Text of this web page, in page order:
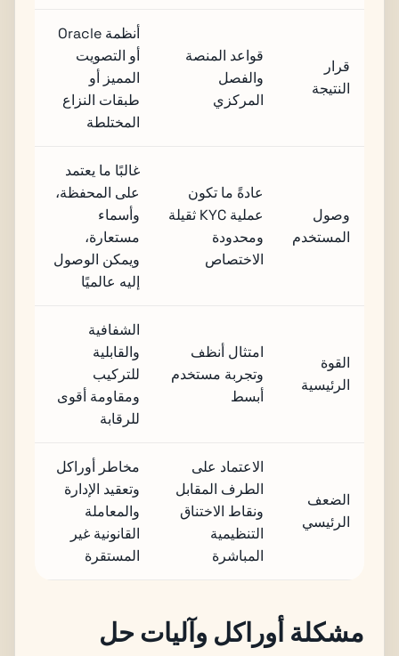
قرار
النتيجة
قواعد المنصة
والفصل
المركزي
أنظمة Oracle
أو التصويت
المميز أو
طبقات النزاع
المختلطة
وصول
المستخدم
عادةً ما تكون
عملية KYC ثقيلة
ومحدودة
الاختصاص
غالبًا ما يعتمد
على المحفظة،
وأسماء
مستعارة،
ويمكن الوصول
إليه عالميًا
القوة
الرئيسية
امتثال أنظف
وتجربة مستخدم
أبسط
الشفافية
والقابلية
للتركيب
ومقاومة أقوى
للرقابة
الضعف
الرئيسي
الاعتماد على
الطرف المقابل
ونقاط الاختناق
التنظيمية
المباشرة
مخاطر أوراكل
وتعقيد الإدارة
والمعاملة
القانونية غير
المستقرة
مشكلة أوراكل وآليات حل